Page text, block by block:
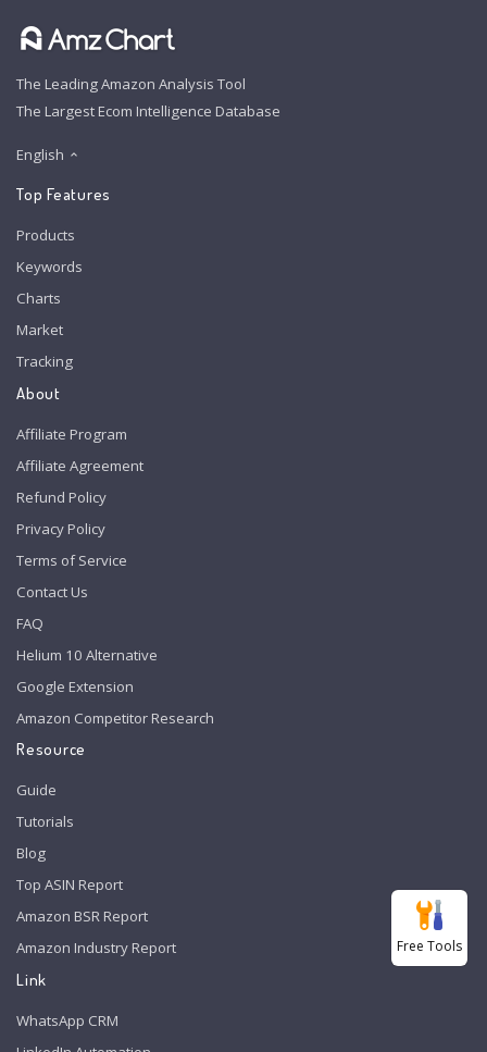
The Leading Amazon Analysis Tool
The Largest Ecom Intelligence Database
English
Top Features
Products
Keywords
Charts
Market
Tracking
About
Affiliate Program
Affiliate Agreement
Refund Policy
Privacy Policy
Terms of Service
Contact Us
FAQ
Helium 10 Alternative
Google Extension
Amazon Competitor Research
Resource
Guide
Tutorials
Blog
Top ASIN Report
Amazon BSR Report
Amazon Industry Report
Link
WhatsApp CRM
Free Tools